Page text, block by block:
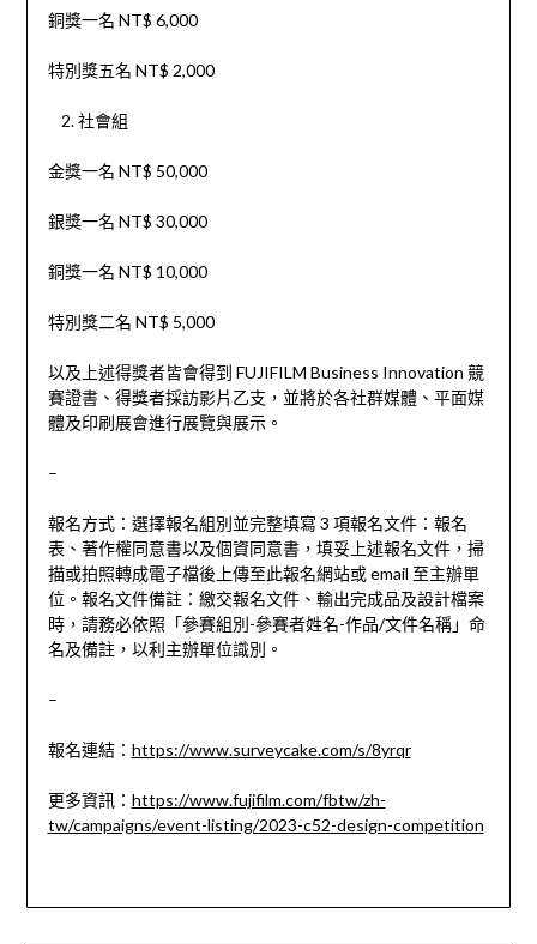
銅獎一名 NT$ 6,000
特別獎五名 NT$ 2,000
社會組
金獎一名 NT$ 50,000
銀獎一名 NT$ 30,000
銅獎一名 NT$ 10,000
特別獎二名 NT$ 5,000
以及上述得獎者皆會得到 FUJIFILM Business Innovation 競
賽證書、得獎者採訪影片乙支，並將於各社群媒體、平面媒
體及印刷展會進行展覽與展示。
–
報名方式：選擇報名組別並完整填寫 3 項報名文件：報名
表、著作權同意書以及個資同意書，填妥上述報名文件，掃
描或拍照轉成電子檔後上傳至此報名網站或 email 至主辦單
位。報名文件備註：繳交報名文件、輸出完成品及設計檔案
時，請務必依照「參賽組別-參賽者姓名-作品/文件名稱」命
名及備註，以利主辦單位識別。
–
報名連結： https://www.surveycake.com/s/8yrqr
更多資訊： https://www.fujifilm.com/fbtw/zh-
tw/campaigns/event-listing/2023-c52-design-competition